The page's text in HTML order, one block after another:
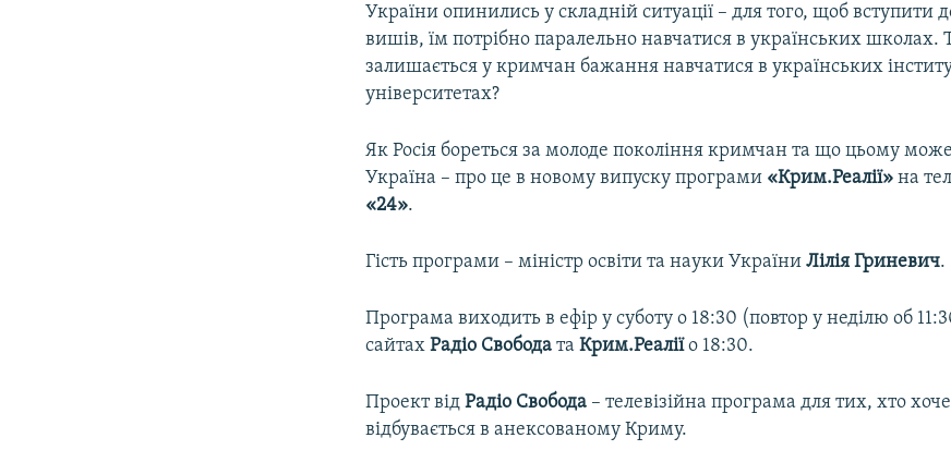
України опинились у складній ситуації – для того, щоб вступити
вишів, їм потрібно паралельно навчатися в українських школах.
залишається у кримчан бажання навчатися в українських
університетах?
Як Росія бореться за молоде покоління кримчан та що цьому
Україна – про це в новому випуску програми «Крим.Реалії» на
«24».
Гість програми – міністр освіти та науки УкраїниЛілія Гриневич.
Програма виходить в ефір у суботу о 18:30 (повтор у неділю об
сайтахРадіо Свобода таКрим.Реаліїо 18:30.
Проект відРадiо Свобода – телевізійна програма для тих, хто
відбувається в анексованому Криму.